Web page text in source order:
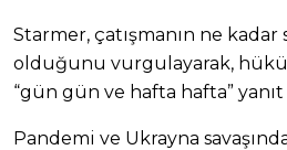
Starmer, çatışmanın ne
olduğunu vurgulayarak,
“gün gün ve hafta hafta”
Pandemi ve Ukrayna